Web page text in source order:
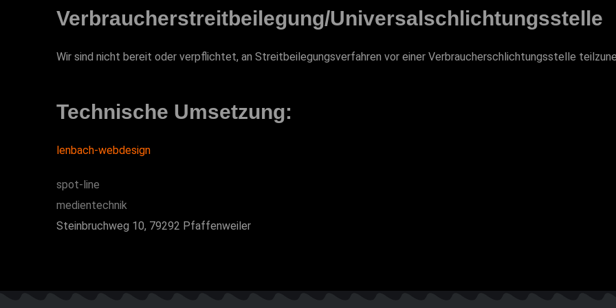
Verbraucher­streit­beilegung/Universal­schlichtungs­stelle
Wir sind nicht bereit oder verpflichtet, an Streitbeilegungsverfahren vor einer Verbraucherschlichtungsstelle
Technische Umsetzung:
lenbach-webdesign
spot-line
medientechnik
Steinbruchweg 10, 79292 Pfaffenweiler